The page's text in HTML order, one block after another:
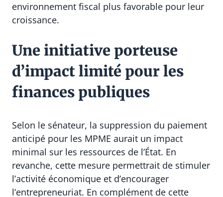
environnement fiscal plus favorable pour leur
croissance.
Une initiative porteuse
d’impact limité pour les
finances publiques
Selon le sénateur, la suppression du paiement
anticipé pour les MPME aurait un impact
minimal sur les ressources de l’État. En
revanche, cette mesure permettrait de stimuler
l’activité économique et d’encourager
l’entrepreneuriat. En complément de cette